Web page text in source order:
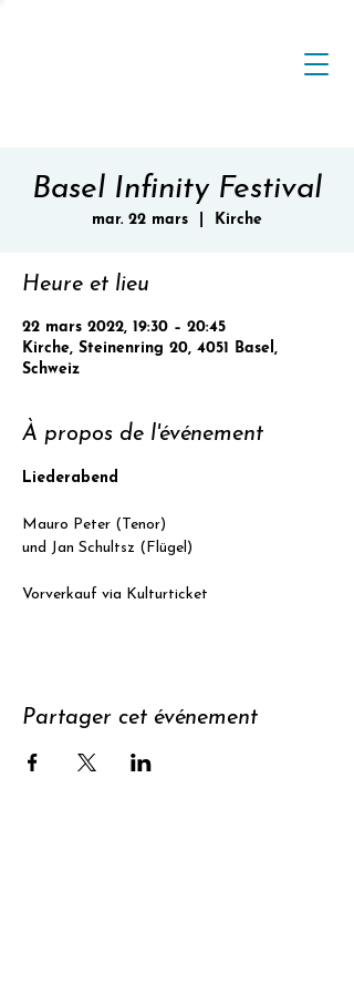
Basel Infinity Festival
mar. 22 mars Kirche
Heure et lieu
22 mars 2022, 19:30 – 20:45
Kirche, Steinenring 20, 4051 Basel,
Schweiz
À propos de l'événement
Liederabend
Mauro Peter (Tenor)
und Jan Schultsz (Flügel)
Vorverkauf via Kulturticket
Partager cet événement